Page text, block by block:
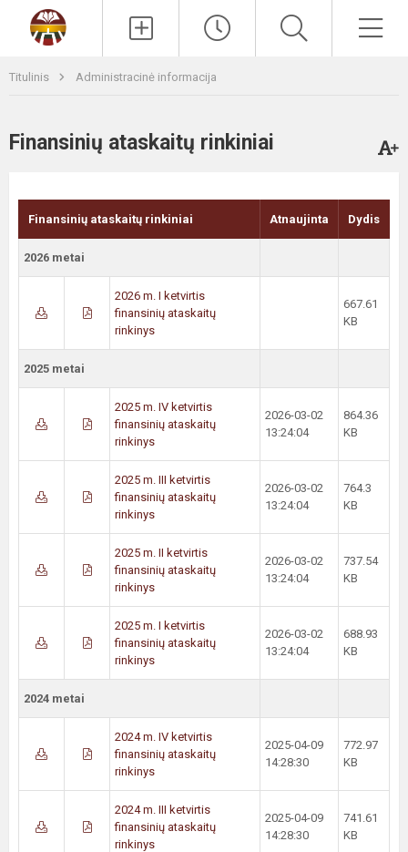
Titulinis Administracinė informacija
Finansinių ataskaitų rinkiniai
Finansinių ataskaitų rinkiniai Atnaujinta Dydis
2026 metai
2026 m. I ketvirtis
finansinių ataskaitų
rinkinys
667.61
KB
2025 metai
2025 m. IV ketvirtis
finansinių ataskaitų
rinkinys
2026-03-02
13:24:04
864.36
KB
2025 m. III ketvirtis
finansinių ataskaitų
rinkinys
2026-03-02
13:24:04
764.3
KB
2025 m. II ketvirtis
finansinių ataskaitų
rinkinys
2026-03-02
13:24:04
737.54
KB
2025 m. I ketvirtis
finansinių ataskaitų
rinkinys
2026-03-02
13:24:04
688.93
KB
2024 metai
2024 m. IV ketvirtis
finansinių ataskaitų
rinkinys
2025-04-09
14:28:30
772.97
KB
2024 m. III ketvirtis
finansinių ataskaitų
rinkinys
2025-04-09
14:28:30
741.61
KB